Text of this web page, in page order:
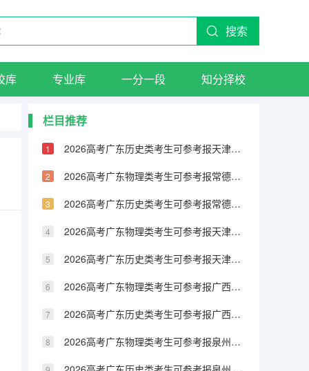
搜索
库 专业库 一分一段 知分择校
栏目推荐
2026高考广东历史类考生可参考报天津城市建设管理职业技术学院的专业汇总
2026高考广东物理类考生可参考报常德职业技术学院的专业汇总
2026高考广东历史类考生可参考报常德职业技术学院的专业汇总
2026高考广东物理类考生可参考报天津铁道职业技术学院的专业汇总
2026高考广东历史类考生可参考报天津铁道职业技术学院的专业汇总
2026高考广东物理类考生可参考报广西民族大学相思湖学院的专业汇总
2026高考广东历史类考生可参考报广西民族大学相思湖学院的专业汇总
2026高考广东物理类考生可参考报泉州纺织服装职业学院的专业汇总